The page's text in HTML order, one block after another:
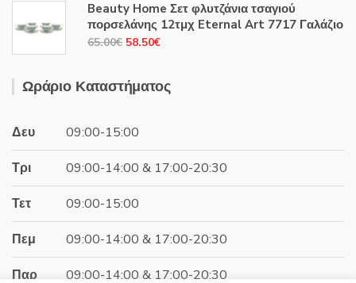
was:
65.00€.
τιμή
είναι:
Beauty Home Σετ φλυτζάνια τσαγιού
πορσελάνης 12τμχ Eternal Art 7717 Γαλάζιο
65.00€ Original
was:
65.00€.
58.50€Η
τιμή
είναι:
Ωράριο Καταστήματος
Δευ 09:00-15:00
Τρι 09:00-14:00 & 17:00-20:30
Τετ 09:00-15:00
Πεμ 09:00-14:00 & 17:00-20:30
Παρ 09:00-14:00 & 17:00-20:30